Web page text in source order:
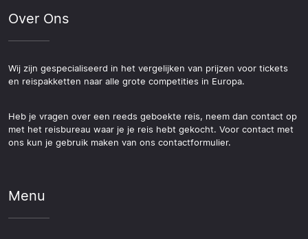
Over Ons
Wij zijn gespecialiseerd in het vergelijken van prijzen voor tickets
en reispakketten naar alle grote competities in Europa.
Heb je vragen over een reeds geboekte reis, neem dan contact op
met het reisbureau waar je je reis hebt gekocht. Voor contact met
ons kun je gebruik maken van ons contactformulier.
Menu